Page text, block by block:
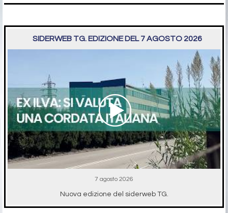
SIDERWEB TG. EDIZIONE DEL 7 AGOSTO 2026
7 agosto 2026
Nuova edizione del siderweb TG.